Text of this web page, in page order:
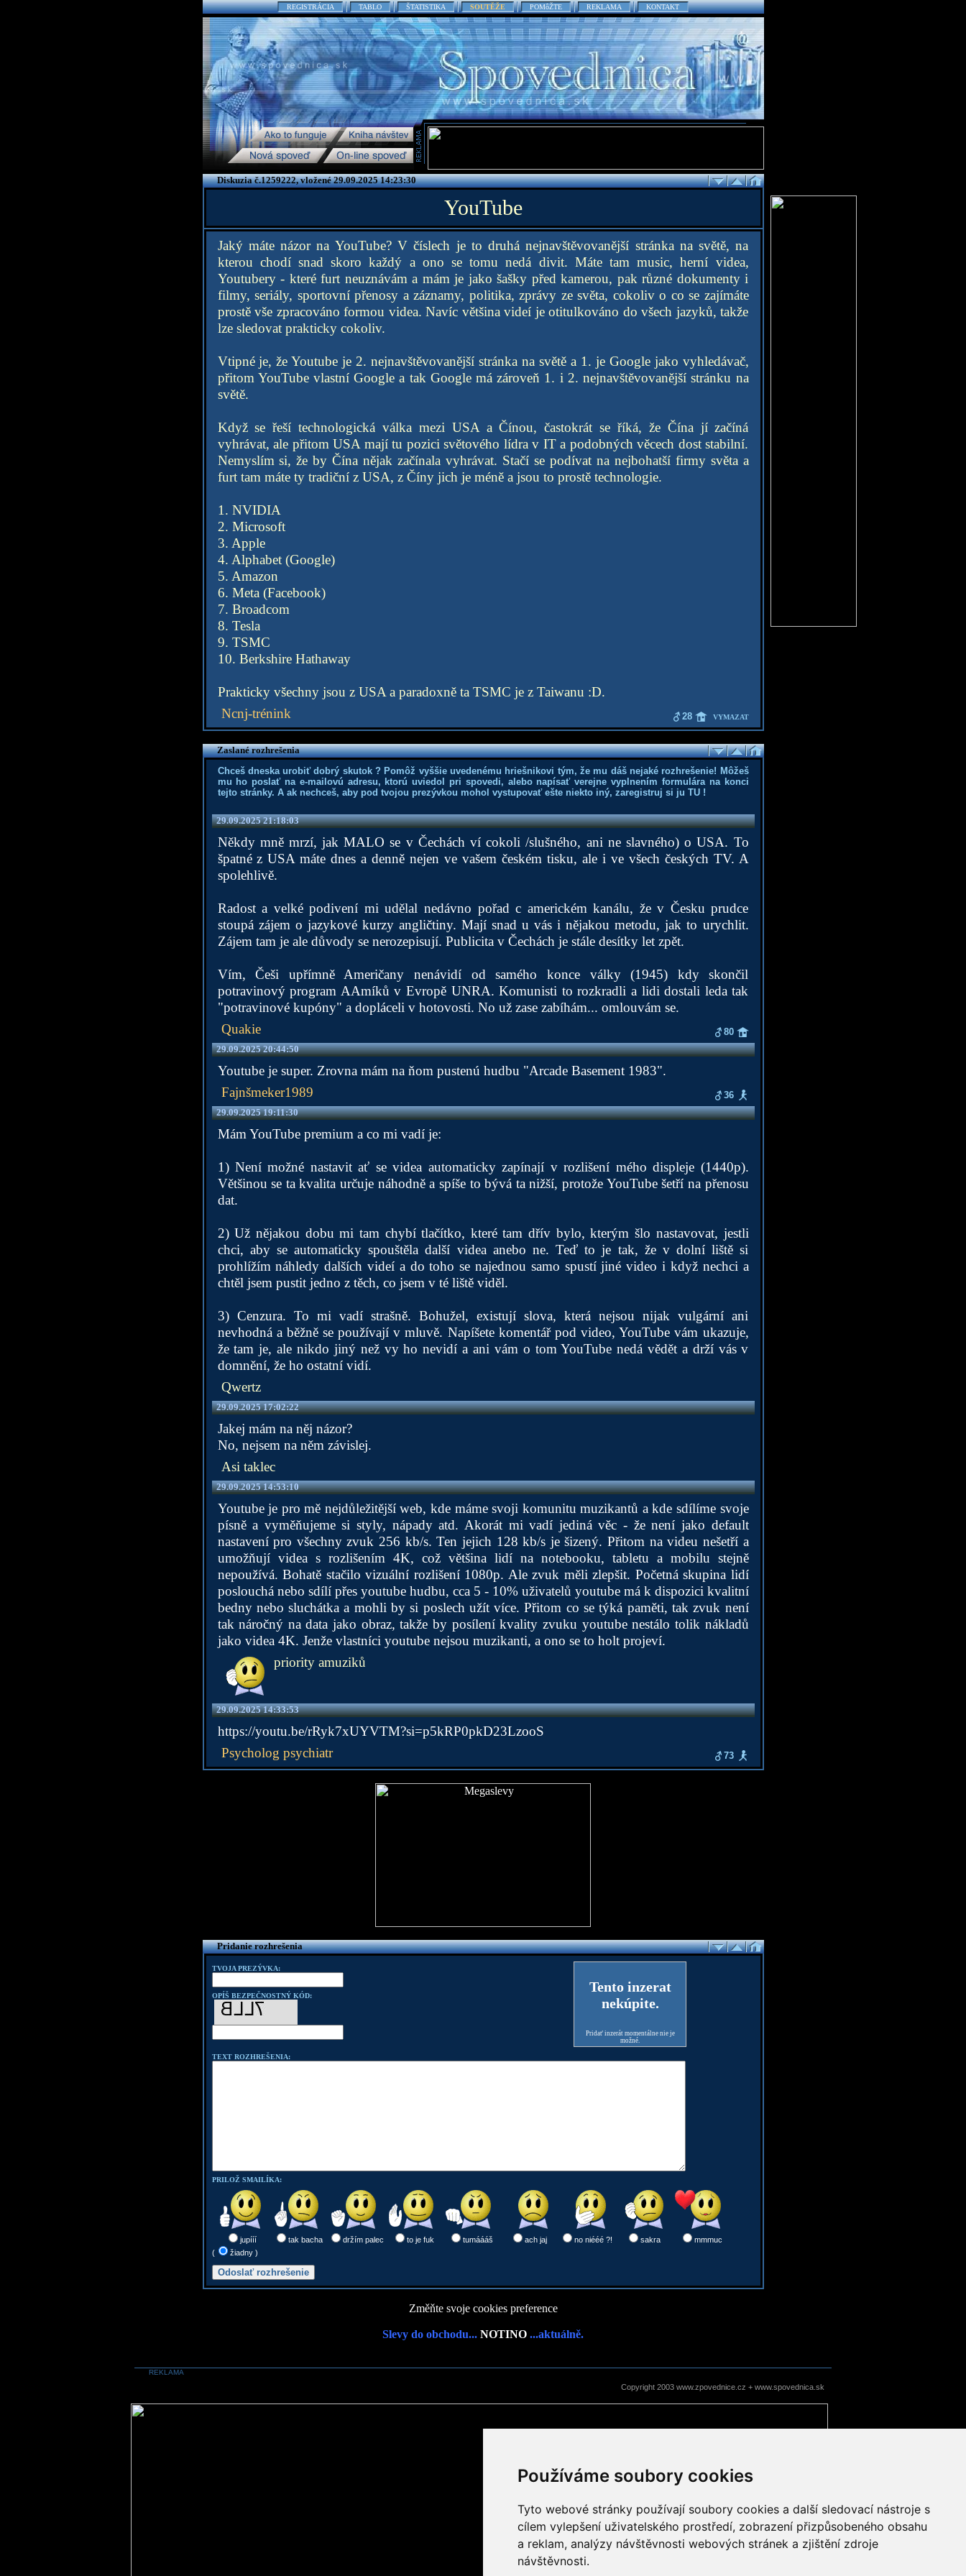
Používáme soubory cookies
Tyto webové stránky používají soubory cookies a další sledovací nástroje s
cílem vylepšení uživatelského prostředí, zobrazení přizpůsobeného obsahu
a reklam, analýzy návštěvnosti webových stránek a zjištění zdroje
návštěvnosti.
REGISTRÁCIA TABLO ŠTATISTIKA SOUTĚŽE POMôŽTE REKLAMA KONTAKT
Diskuzia č.1259222, vložené 29.09.2025 14:23:30
YouTube
Jaký máte názor na YouTube? V číslech je to druhá nejnavštěvovanější stránka na světě, na
kterou chodí snad skoro každý a ono se tomu nedá divit. Máte tam music, herní videa,
Youtubery - které furt neuznávám a mám je jako šašky před kamerou, pak různé dokumenty i
filmy, seriály, sportovní přenosy a záznamy, politika, zprávy ze světa, cokoliv o co se zajímáte
prostě vše zpracováno formou videa. Navíc většina videí je otitulkováno do všech jazyků, takže
lze sledovat prakticky cokoliv.
Vtipné je, že Youtube je 2. nejnavštěvovanější stránka na světě a 1. je Google jako vyhledávač,
přitom YouTube vlastní Google a tak Google má zároveň 1. i 2. nejnavštěvovanější stránku na
světě.
Když se řeší technologická válka mezi USA a Čínou, častokrát se říká, že Čína jí začíná
vyhrávat, ale přitom USA mají tu pozici světového lídra v IT a podobných věcech dost stabilní.
Nemyslím si, že by Čína nějak začínala vyhrávat. Stačí se podívat na nejbohatší firmy světa a
furt tam máte ty tradiční z USA, z Číny jich je méně a jsou to prostě technologie.
1. NVIDIA
2. Microsoft
3. Apple
4. Alphabet (Google)
5. Amazon
6. Meta (Facebook)
7. Broadcom
8. Tesla
9. TSMC
10. Berkshire Hathaway
Prakticky všechny jsou z USA a paradoxně ta TSMC je z Taiwanu :D.
Ncnj-trénink
28 VYMAZAT
Zaslané rozhrešenia
Chceš dneska urobiť dobrý skutok ? Pomôž vyššie uvedenému hriešnikovi tým, že mu dáš nejaké rozhrešenie! Môžeš
mu ho poslať na e-mailovú adresu, ktorú uviedol pri spovedi, alebo napísať verejne vyplnením formulára na konci
tejto stránky. A ak nechceš, aby pod tvojou prezývkou mohol vystupovať ešte niekto iný, zaregistruj si ju TU!
29.09.2025 21:18:03
Někdy mně mrzí, jak MALO se v Čechách ví cokoli /slušného, ani ne slavného) o USA. To
špatné z USA máte dnes a denně nejen ve vašem českém tisku, ale i ve všech českých TV. A
spolehlivě.
Radost a velké podivení mi udělal nedávno pořad c americkém kanálu, že v Česku prudce
stoupá zájem o jazykové kurzy angličtiny. Mají snad u vás i nějakou metodu, jak to urychlit.
Zájem tam je ale důvody se nerozepisují. Publicita v Čechách je stále desítky let zpět.
Vím, Češi upřímně Američany nenávidí od samého konce války (1945) kdy skončil
potravinový program AAmíků v Evropě UNRA. Komunisti to rozkradli a lidi dostali leda tak
"potravinové kupóny" a dopláceli v hotovosti. No už zase zabíhám... omlouvám se.
Quakie
80
29.09.2025 20:44:50
Youtube je super. Zrovna mám na ňom pustenú hudbu "Arcade Basement 1983".
Fajnšmeker1989
36
29.09.2025 19:11:30
Mám YouTube premium a co mi vadí je:
1) Není možné nastavit ať se videa automaticky zapínají v rozlišení mého displeje (1440p).
Většinou se ta kvalita určuje náhodně a spíše to bývá ta nižší, protože YouTube šetří na přenosu
dat.
2) Už nějakou dobu mi tam chybí tlačítko, které tam dřív bylo, kterým šlo nastavovat, jestli
chci, aby se automaticky spouštěla další videa anebo ne. Teď to je tak, že v dolní liště si
prohlížím náhledy dalších videí a do toho se najednou samo spustí jiné video i když nechci a
chtěl jsem pustit jedno z těch, co jsem v té liště viděl.
3) Cenzura. To mi vadí strašně. Bohužel, existují slova, která nejsou nijak vulgární ani
nevhodná a běžně se používají v mluvě. Napíšete komentář pod video, YouTube vám ukazuje,
že tam je, ale nikdo jiný než vy ho nevidí a ani vám o tom YouTube nedá vědět a drží vás v
domnění, že ho ostatní vidí.
Qwertz
29.09.2025 17:02:22
Jakej mám na něj názor?
No, nejsem na něm závislej.
Asi taklec
29.09.2025 14:53:10
Youtube je pro mě nejdůležitější web, kde máme svoji komunitu muzikantů a kde sdílíme svoje
písně a vyměňujeme si styly, nápady atd. Akorát mi vadí jediná věc - že není jako default
nastavení pro všechny zvuk 256 kb/s. Ten jejich 128 kb/s je šizený. Přitom na videu nešetří a
umožňují videa s rozlišením 4K, což většina lidí na notebooku, tabletu a mobilu stejně
nepoužívá. Bohatě stačilo vizuální rozlišení 1080p. Ale zvuk měli zlepšit. Početná skupina lidí
poslouchá nebo sdílí přes youtube hudbu, cca 5 - 10% uživatelů youtube má k dispozici kvalitní
bedny nebo sluchátka a mohli by si poslech užít více. Přitom co se týká paměti, tak zvuk není
tak náročný na data jako obraz, takže by posílení kvality zvuku youtube nestálo tolik nákladů
jako videa 4K. Jenže vlastníci youtube nejsou muzikanti, a ono se to holt projeví.
priority amuziků
29.09.2025 14:33:53
https://youtu.be/rRyk7xUYVTM?si=p5kRP0pkD23LzooS
Psycholog psychiatr
73
Pridanie rozhrešenia
TVOJA PREZÝVKA:
OPÍŠ BEZPEČNOSTNÝ KÓD:
Tento inzerat
nekúpite.
Pridať inzerát momentálne nie je
možné.
TEXT ROZHREŠENIA:
PRILOŽ SMAILÍKA:
jupííí tak bacha držím palec to je fuk tumáááš ach jaj no niééé ?! sakra
mmmuc
(
žiadny )
Změňte svoje cookies preference
Slevy do obchodu... NOTINO ...aktuálně.
REKLAMA
Copyright 2003 www.zpovednice.cz + www.spovednica.sk